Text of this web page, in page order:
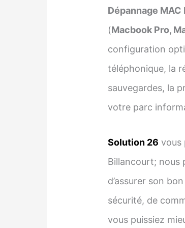
Dépannage
(Macbook Pro,
configuration
téléphonique, la
sauvegardes, la
votre parc
Solution 26 vous
Billancourt; nous
d’assurer son
sécurité, de
vous puissiez